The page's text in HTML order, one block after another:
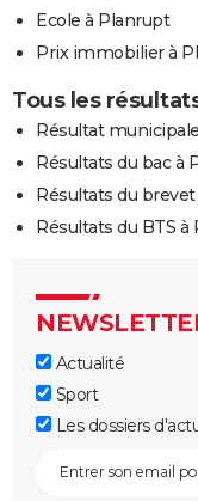
Ecole à Planrupt
Prix immobilier à
Tous les
Résultat
Résultats du bac à
Résultats du
Résultats du BTS à
Actualité
Sport
Les dossiers